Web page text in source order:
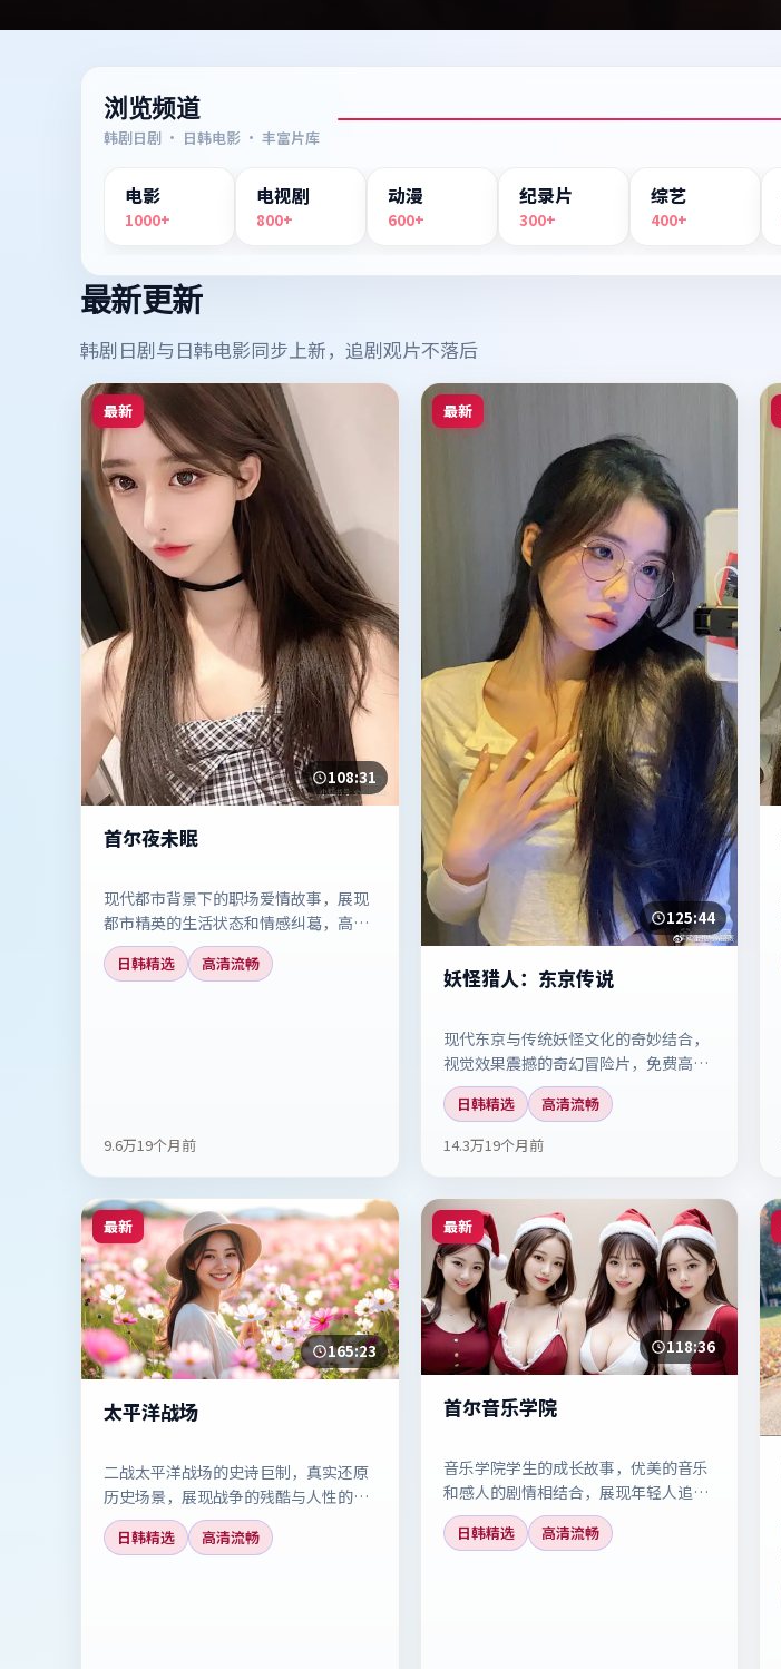
浏览频道
韩剧日剧 · 日韩电影 · 丰富片库
电影
1000+
电视剧
800+
动漫
600+
纪录片
300+
综艺
400+
最新更新
韩剧日剧与日韩电影同步上新，追剧观片不落后
最新
108:31
首尔夜未眠
现代都市背景下的职场爱情故事，展现
都市精英的生活状态和情感纠葛，高清
免费观看这部现实主义力作。
日韩精选 高清流畅
9.6万19个月前
最新
125:44
妖怪猎人：东京传说
现代东京与传统妖怪文化的奇妙结合，
视觉效果震撼的奇幻冒险片，免费高清
观看这部充满想象力的作品。
日韩精选
高清流畅
14.3万19个月前
最新
165:23
太平洋战场
二战太平洋战场的史诗巨制，真实还原
历史场景，展现战争的残酷与人性的光
辉，免费高清观看。
日韩精选 高清流畅
最新
118:36
首尔音乐学院
音乐学院学生的成长故事，优美的音乐
和感人的剧情相结合，展现年轻人追求
梦想的坚持与努力。
日韩精选 高清流畅